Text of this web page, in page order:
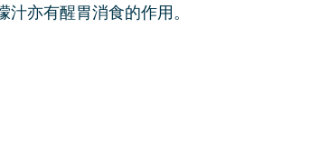
亦有醒胃消食的作用。